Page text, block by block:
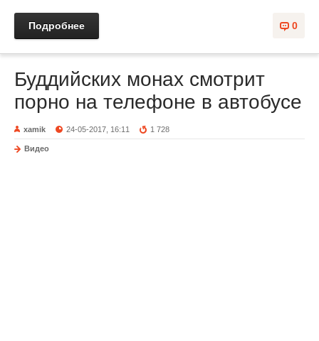
0
Подробнее
Буддийских монах смотрит
порно на телефоне в автобусе
xamik 24-05-2017, 16:11 1 728
Видео